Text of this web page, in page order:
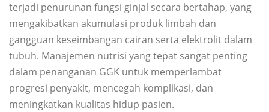
terjadi penurunan fungsi ginjal secara bertahap, yang
mengakibatkan akumulasi produk limbah dan
gangguan keseimbangan cairan serta elektrolit dalam
tubuh. Manajemen nutrisi yang tepat sangat penting
dalam penanganan GGK untuk memperlambat
progresi penyakit, mencegah komplikasi, dan
meningkatkan kualitas hidup pasien.